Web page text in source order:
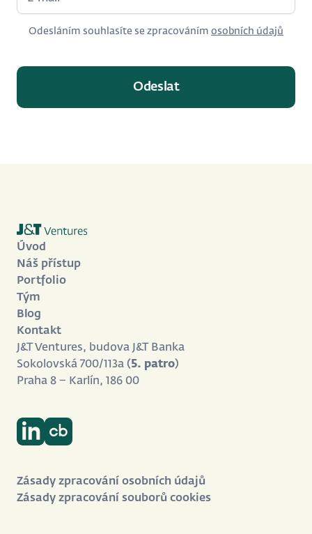
Odesláním souhlasíte se zpracováním osobních údajů
Úvod
Náš přístup
Portfolio
Tým
Blog
Kontakt
J&T Ventures, budova J&T Banka
Sokolovská 700/113a (5. patro)
Praha 8 – Karlín, 186 00
Zásady zpracování osobních údajů
Zásady zpracování souborů cookies